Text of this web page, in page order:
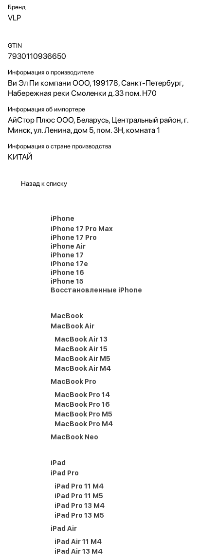
Бренд
VLP
GTIN
7930110936650
Информация о производителе
Ви Эл Пи компани ООО, 199178, Санкт-Петербург,
Набережная реки Смоленки д.33 пом. Н70
Информация об импортере
АйСтор Плюс ООО, Беларусь, Центральный район, г.
Минск, ул. Ленина, дом 5, пом. 3Н, комната 1
Информация о стране производства
КИТАЙ
Назад к списку
iPhone
iPhone 17 Pro Max
iPhone 17 Pro
iPhone Air
iPhone 17
iPhone 17e
iPhone 16
iPhone 15
Восстановленные iPhone
MacBook
MacBook Air
MacBook Air 13
MacBook Air 15
MacBook Air M5
MacBook Air M4
MacBook Pro
MacBook Pro 14
MacBook Pro 16
MacBook Pro M5
MacBook Pro M4
MacBook Neo
iPad
iPad Pro
iPad Pro 11 M4
iPad Pro 11 M5
iPad Pro 13 M4
iPad Pro 13 M5
iPad Air
iPad Air 11 M4
iPad Air 13 M4